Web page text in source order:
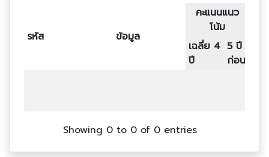
รหัส ข้อมูล
คะแนนแนว
โน้ม
เฉลี่ย 4
ปี
5 ปี
ก่อน
Showing 0 to 0 of 0 entries